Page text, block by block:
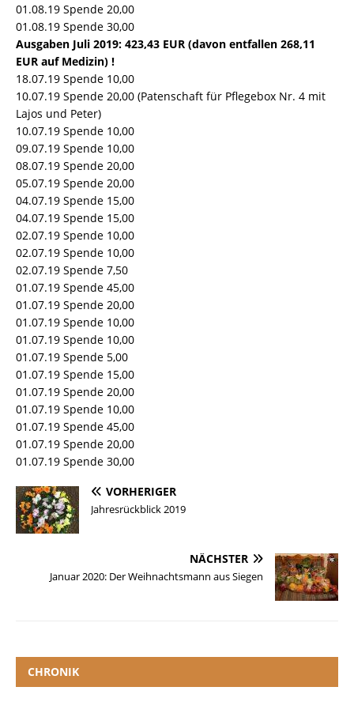
01.08.19 Spende 20,00
01.08.19 Spende 30,00
Ausgaben Juli 2019: 423,43 EUR (davon entfallen 268,11
EUR auf Medizin) !
18.07.19 Spende 10,00
10.07.19 Spende 20,00 (Patenschaft für Pflegebox Nr. 4 mit
Lajos und Peter)
10.07.19 Spende 10,00
09.07.19 Spende 10,00
08.07.19 Spende 20,00
05.07.19 Spende 20,00
04.07.19 Spende 15,00
04.07.19 Spende 15,00
02.07.19 Spende 10,00
02.07.19 Spende 10,00
02.07.19 Spende 7,50
01.07.19 Spende 45,00
01.07.19 Spende 20,00
01.07.19 Spende 10,00
01.07.19 Spende 10,00
01.07.19 Spende 5,00
01.07.19 Spende 15,00
01.07.19 Spende 20,00
01.07.19 Spende 10,00
01.07.19 Spende 45,00
01.07.19 Spende 20,00
01.07.19 Spende 30,00
VORHERIGER
Jahresrückblick 2019
NÄCHSTER
Januar 2020: Der Weihnachtsmann aus Siegen
CHRONIK